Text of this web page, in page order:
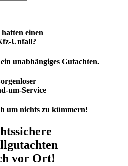
hatten einen
Unfall?
unabhängiges Gutachten.
um-Service
um nichts zu kümmern!
vor Ort!